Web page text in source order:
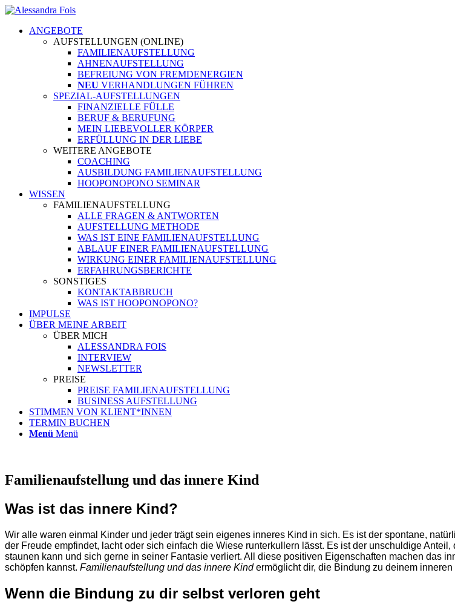
ANGEBOTE
AUFSTELLUNGEN (ONLINE)
FAMILIENAUFSTELLUNG
AHNENAUFSTELLUNG
BEFREIUNG VON FREMDENERGIEN
NEU VERHANDLUNGEN FÜHREN
SPEZIAL-AUFSTELLUNGEN
FINANZIELLE FÜLLE
BERUF & BERUFUNG
MEIN LIEBEVOLLER KÖRPER
ERFÜLLUNG IN DER LIEBE
WEITERE ANGEBOTE
COACHING
AUSBILDUNG FAMILIENAUFSTELLUNG
HOOPONOPONO SEMINAR
WISSEN
FAMILIENAUFSTELLUNG
ALLE FRAGEN & ANTWORTEN
AUFSTELLUNG METHODE
WAS IST EINE FAMILIENAUFSTELLUNG
ABLAUF EINER FAMILIENAUFSTELLUNG
WIRKUNG EINER FAMILIENAUFSTELLUNG
ERFAHRUNGSBERICHTE
SONSTIGES
KONTAKTABBRUCH
WAS IST HOOPONOPONO?
IMPULSE
ÜBER MEINE ARBEIT
ÜBER MICH
ALESSANDRA FOIS
INTERVIEW
NEWSLETTER
PREISE
PREISE FAMILIENAUFSTELLUNG
BUSINESS AUFSTELLUNG
STIMMEN VON KLIENT*INNEN
TERMIN BUCHEN
Menü Menü
Familienaufstellung und das innere Kind
Was ist das innere Kind?
Wir alle waren einmal Kinder und jeder trägt sein eigenes inneres Kind in sich. Es ist der spontane,
der Freude empfindet, lacht oder sich einfach die Wiese runterkullern lässt. Es ist der unschuldige
staunen kann und sich gerne in seiner Fantasie verliert. All diese positiven Eigenschaften machen das
schöpfen kannst. Familienaufstellung und das innere Kindermöglicht dir, die Bindung zu deinem inneren
Wenn die Bindung zu dir selbst verloren geht